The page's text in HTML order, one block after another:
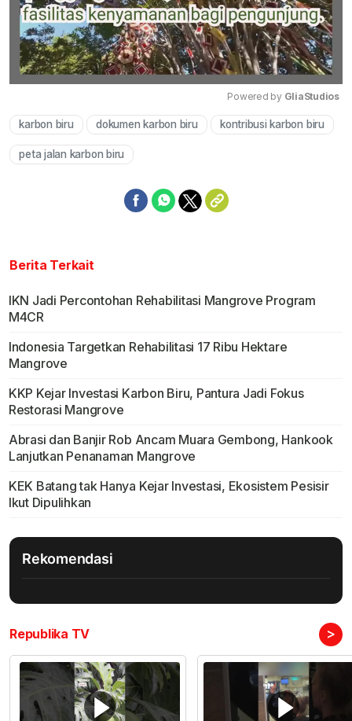
Mute
Powered by GliaStudios
karbon biru dokumen karbon biru kontribusi karbon biru
peta jalan karbon biru
Berita Terkait
IKN Jadi Percontohan Rehabilitasi Mangrove Program
M4CR
Indonesia Targetkan Rehabilitasi 17 Ribu Hektare
Mangrove
KKP Kejar Investasi Karbon Biru, Pantura Jadi Fokus
Restorasi Mangrove
Abrasi dan Banjir Rob Ancam Muara Gembong, Hankook
Lanjutkan Penanaman Mangrove
KEK Batang tak Hanya Kejar Investasi, Ekosistem Pesisir
Ikut Dipulihkan
Rekomendasi
Republika TV >